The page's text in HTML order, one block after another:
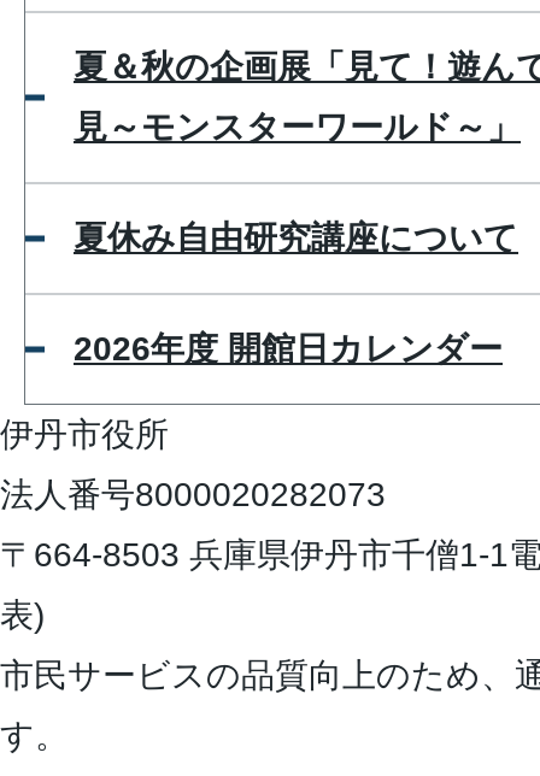
夏＆秋の企画展「見て！遊ん
見～モンスターワールド～」
夏休み自由研究講座について
2026年度 開館日カレンダー
伊丹市役所
法人番号8000020282073
〒664-8503 兵庫県伊丹市千僧1-1
表)
市民サービスの品質向上のため、
す。